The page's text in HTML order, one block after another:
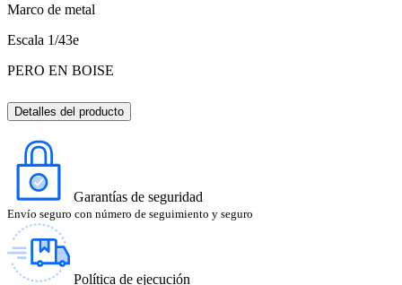
Marco de metal
Escala 1/43e
PERO EN BOISE
Detalles del producto
Garantías de seguridad
Envío seguro con número de seguimiento y seguro
Política de ejecución